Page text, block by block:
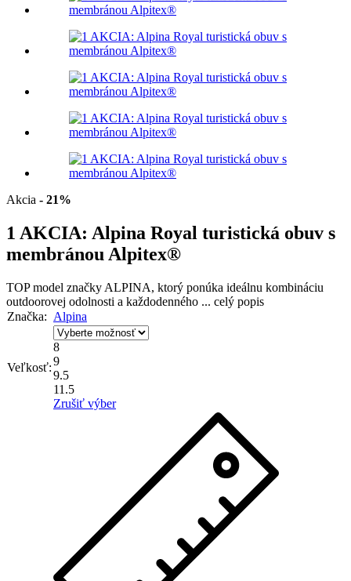
Akcia - 21%
1 AKCIA: Alpina Royal turistická obuv s
membránou Alpitex®
TOP model značky ALPINA, ktorý ponúka ideálnu kombináciu
outdoorovej odolnosti a každodenného ... celý popis
Značka: Alpina
Veľkosť:
8
9
9.5
11.5
Zrušiť výber